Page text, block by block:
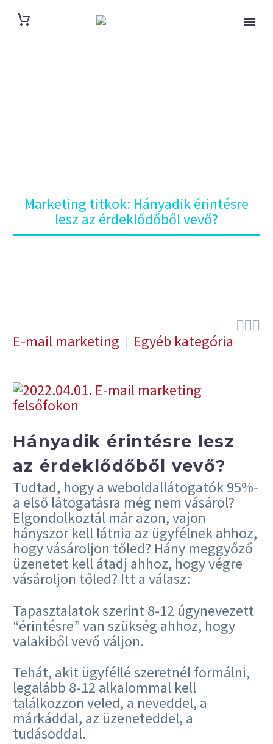
Marketing titkok: Hányadik érintésre
lesz az érdeklődőből vevő?

E-mail marketing Egyéb kategória
Hányadik érintésre lesz
az érdeklődőből vevő?
Tudtad, hogy a weboldallátogatók 95%-
a első látogatásra még nem vásárol?
Elgondolkoztál már azon, vajon
hányszor kell látnia az ügyfélnek ahhoz,
hogy vásároljon tőled? Hány meggyőző
üzenetet kell átadj ahhoz, hogy végre
vásároljon tőled? Itt a válasz:
Tapasztalatok szerint 8-12 úgynevezett
“érintésre” van szükség ahhoz, hogy
valakiből vevő váljon.
Tehát, akit ügyféllé szeretnél formálni,
legalább 8-12 alkalommal kell
találkozzon veled, a neveddel, a
márkáddal, az üzeneteddel, a
tudásoddal.